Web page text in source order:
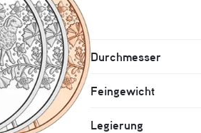
Durchmesser
Feingewicht
Legierung